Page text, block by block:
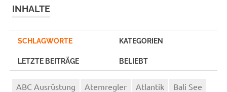
INHALTE
SCHLAGWORTE KATEGORIEN
LETZTE BEITRÄGE BELIEBT
ABC Ausrüstung Atemregler Atlantik
Bali See